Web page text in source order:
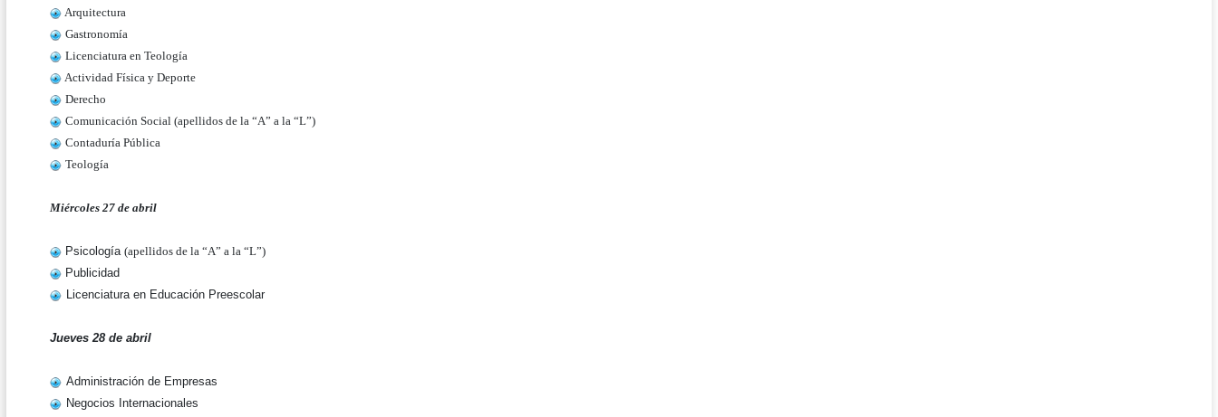
Arquitectura
Gastronomía
Licenciatura en Teología
Actividad Física y Deporte
Derecho
Comunicación Social (apellidos de la “A” a la “L”)
Contaduría Pública
Teología
Miércoles 27 de abril
Psicología (apellidos de la “A” a la “L”)
Publicidad
Licenciatura en Educación Preescolar
Jueves 28 de abril
Administración de Empresas
Negocios Internacionales